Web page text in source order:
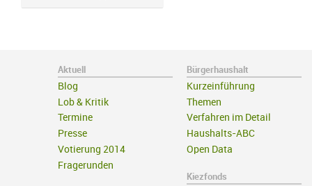
Aktuell
Blog
Lob & Kritik
Termine
Presse
Votierung 2014
Fragerunden
Bürgerhaushalt
Kurzeinführung
Themen
Verfahren im Detail
Haushalts-ABC
Open Data
Kiezfonds